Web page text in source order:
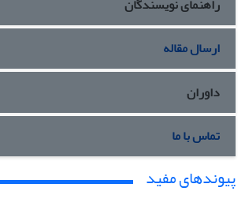
ارسال مقاله
داوران
تماس با ما
پیوندهای مفید